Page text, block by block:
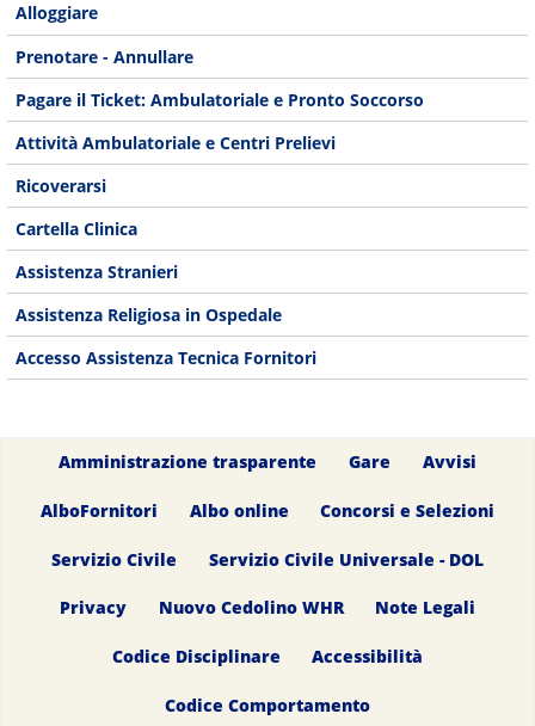
Alloggiare
Prenotare - Annullare
Pagare il Ticket: Ambulatoriale e Pronto Soccorso
Attività Ambulatoriale e Centri Prelievi
Ricoverarsi
Cartella Clinica
Assistenza Stranieri
Assistenza Religiosa in Ospedale
Accesso Assistenza Tecnica Fornitori
Amministrazione trasparente Gare Avvisi
AlboFornitori Albo online Concorsi e Selezioni
Servizio Civile Servizio Civile Universale - DOL
Privacy Nuovo Cedolino WHR Note Legali
Codice Disciplinare Accessibilità
Codice Comportamento